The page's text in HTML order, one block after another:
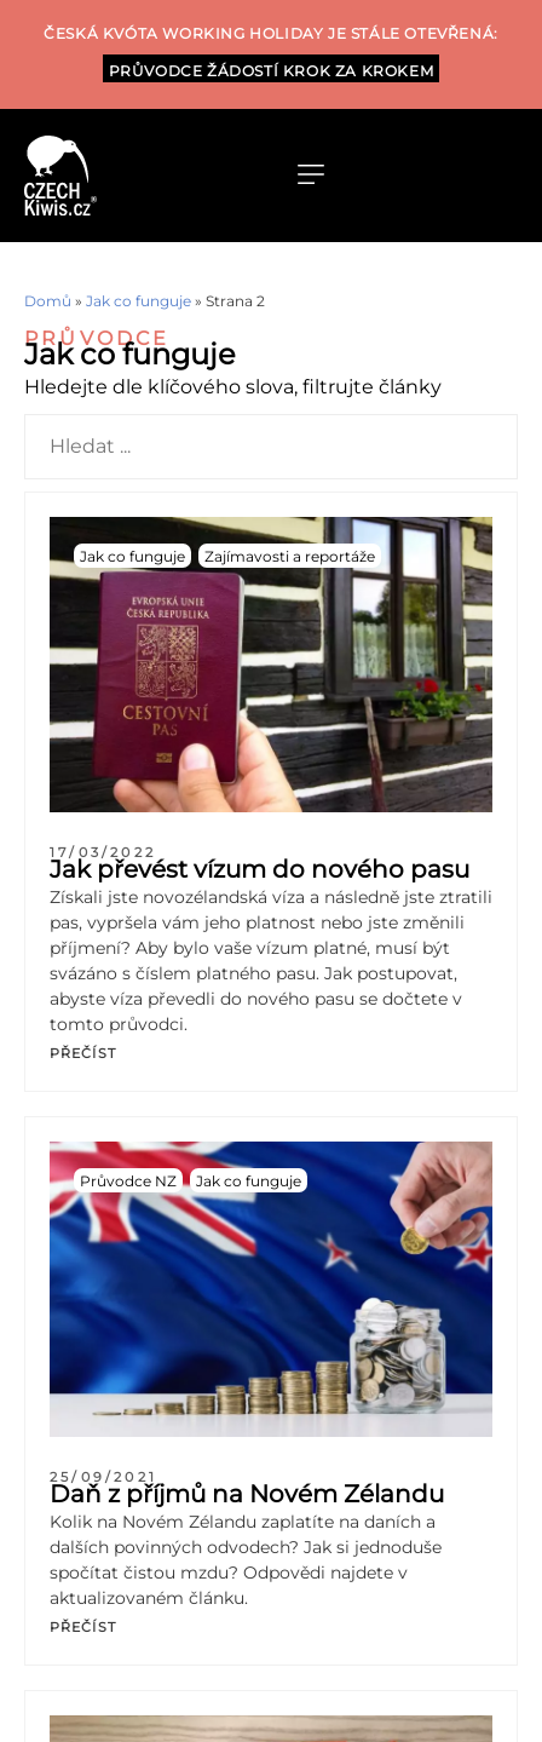
ČESKÁ KVÓTA WORKING HOLIDAY JE STÁLE OTEVŘENÁ:
PRŮVODCE ŽÁDOSTÍ KROK ZA KROKEM
Domů » Jak co funguje » Strana 2
PRŮVODCE
Jak co funguje
Hledejte dle klíčového slova, filtrujte články
Jak co funguje Zajímavosti a reportáže
17/03/2022
Jak převést vízum do nového pasu
Získali jste novozélandská víza a následně jste ztratili
pas, vypršela vám jeho platnost nebo jste změnili
příjmení? Aby bylo vaše vízum platné, musí být
svázáno s číslem platného pasu. Jak postupovat,
abyste víza převedli do nového pasu se dočtete v
tomto průvodci.
PŘEČÍST
Průvodce NZ Jak co funguje
25/09/2021
Daň z příjmů na Novém Zélandu
Kolik na Novém Zélandu zaplatíte na daních a
dalších povinných odvodech? Jak si jednoduše
spočítat čistou mzdu? Odpovědi najdete v
aktualizovaném článku.
PŘEČÍST